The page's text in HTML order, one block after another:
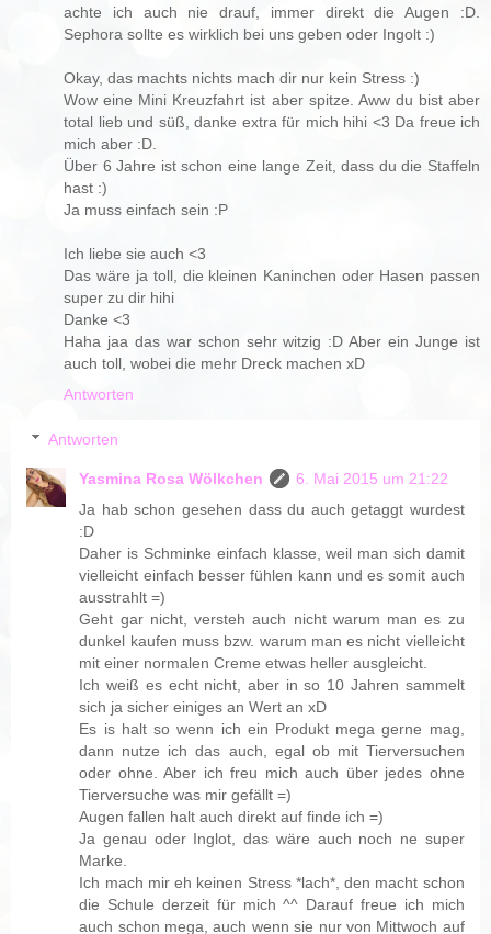
achte ich auch nie drauf, immer direkt die Augen :D.
Sephora sollte es wirklich bei uns geben oder Ingolt :)
Okay, das machts nichts mach dir nur kein Stress :)
Wow eine Mini Kreuzfahrt ist aber spitze. Aww du bist aber
total lieb und süß, danke extra für mich hihi <3 Da freue ich
mich aber :D.
Über 6 Jahre ist schon eine lange Zeit, dass du die Staffeln
hast :)
Ja muss einfach sein :P
Ich liebe sie auch <3
Das wäre ja toll, die kleinen Kaninchen oder Hasen passen
super zu dir hihi
Danke <3
Haha jaa das war schon sehr witzig :D Aber ein Junge ist
auch toll, wobei die mehr Dreck machen xD
Antworten
Antworten
Yasmina Rosa Wölkchen
6. Mai 2015 um 21:22
Ja hab schon gesehen dass du auch getaggt wurdest
:D
Daher is Schminke einfach klasse, weil man sich damit
vielleicht einfach besser fühlen kann und es somit auch
ausstrahlt =)
Geht gar nicht, versteh auch nicht warum man es zu
dunkel kaufen muss bzw. warum man es nicht vielleicht
mit einer normalen Creme etwas heller ausgleicht.
Ich weiß es echt nicht, aber in so 10 Jahren sammelt
sich ja sicher einiges an Wert an xD
Es is halt so wenn ich ein Produkt mega gerne mag,
dann nutze ich das auch, egal ob mit Tierversuchen
oder ohne. Aber ich freu mich auch über jedes ohne
Tierversuche was mir gefällt =)
Augen fallen halt auch direkt auf finde ich =)
Ja genau oder Inglot, das wäre auch noch ne super
Marke.
Ich mach mir eh keinen Stress *lach*, den macht schon
die Schule derzeit für mich ^^ Darauf freue ich mich
auch schon mega, auch wenn sie nur von Mittwoch auf